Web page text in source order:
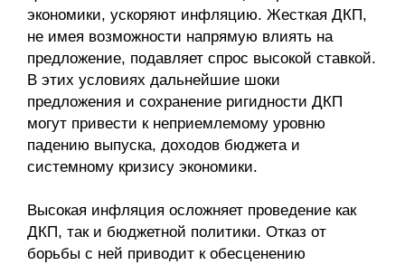
экономики, ускоряют инфляцию. Жесткая ДКП,
не имея возможности напрямую влиять на
предложение, подавляет спрос высокой ставкой.
В этих условиях дальнейшие шоки
предложения и сохранение ригидности ДКП
могут привести к неприемлемому уровню
падению выпуска, доходов бюджета и
системному кризису экономики.
Высокая инфляция осложняет проведение как
ДКП, так и бюджетной политики. Отказ от
борьбы с ней приводит к обесценению